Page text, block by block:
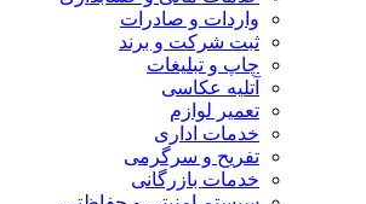
واردات و صادرات
ثبت شرکت و برند
چاپ و تبلیغات
آتلیه عکاسی
تعمیر لوازم
خدمات اداری
تفریح و سرگرمی
خدمات بازرگانی